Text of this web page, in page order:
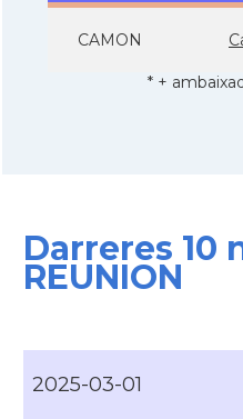
CAMON
* +
Darreres 10
REUNION
2025-03-01